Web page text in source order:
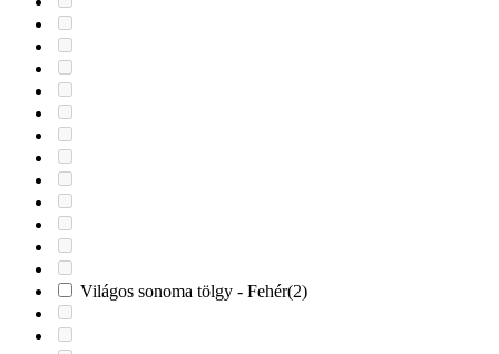
Világos sonoma tölgy - Fehér(2)